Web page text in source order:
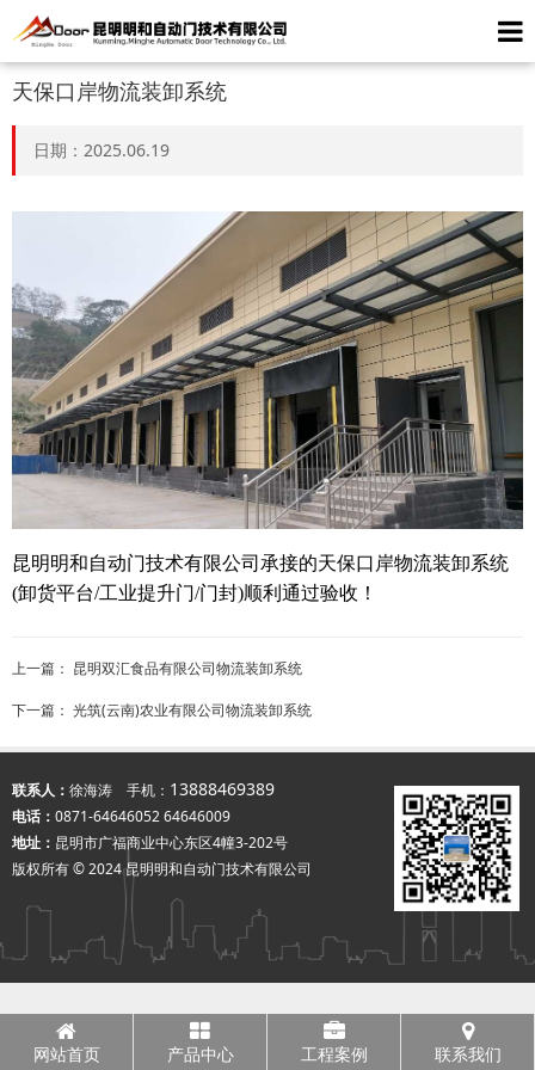
天保口岸物流装卸系统
日期：2025.06.19
昆明明和自动门技术有限公司承接的天保口岸物流装卸系统
(卸货平台/工业提升门/门封)顺利通过验收！
上一篇： 昆明双汇食品有限公司物流装卸系统
下一篇： 光筑(云南)农业有限公司物流装卸系统
联系人： 徐海涛 手机： 13888469389
电话： 0871-64646052 64646009
地址： 昆明市广福商业中心东区4幢3-202号
版权所有 © 2024 昆明明和自动门技术有限公司
网站首页 产品中心 工程案例 联系我们